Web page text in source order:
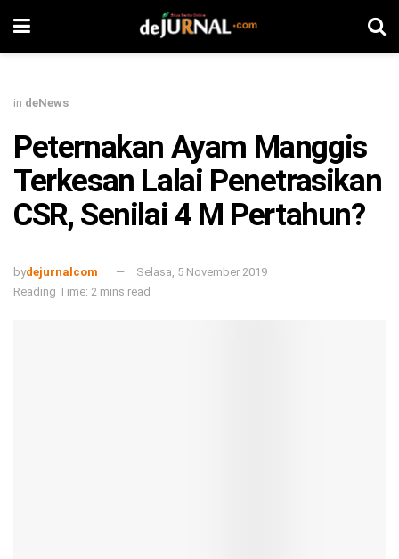
in deNews
Peternakan Ayam Manggis
Terkesan Lalai Penetrasikan
CSR, Senilai 4 M Pertahun?
bydejurnalcom
Selasa, 5 November 2019
Reading Time: 2 mins read